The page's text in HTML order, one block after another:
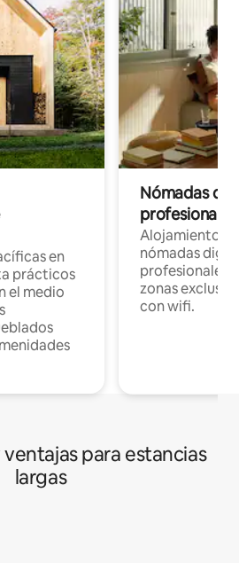
en
prácticos
el medio
Nómadas
Alojamientos
nómadas
profesionales
zonas
con wifi.
para estancias
largas